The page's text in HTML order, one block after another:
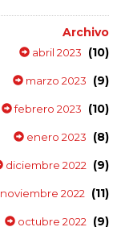
Archivo
abril 2023 (10)
marzo 2023 (9)
febrero 2023 (10)
enero 2023 (8)
diciembre 2022 (9)
noviembre 2022 (11)
octubre 2022 (9)